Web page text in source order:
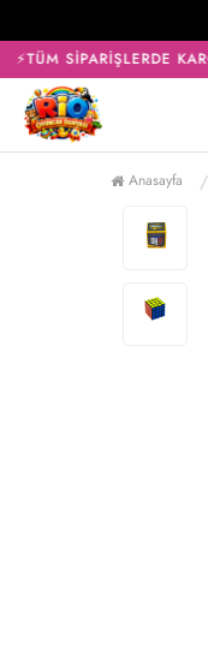
⚡TÜM SİPARİŞLERDE
Anasayfa